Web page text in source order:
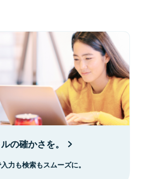
の確かさを。
力も検索もスムーズに。